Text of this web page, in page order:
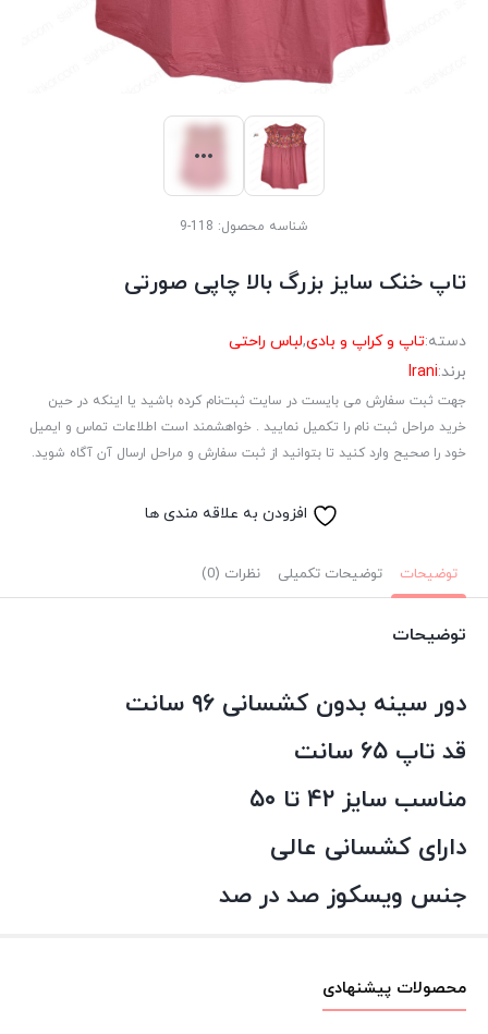
شناسه محصول: 118-9
تاپ خنک سایز بزرگ بالا چاپی صورتی
دسته:تاپ و کراپ و بادی,لباس راحتی
برند:Irani
جهت ثبت سفارش می بایست در سایت ثبت‌نام کرده باشید یا اینکه در حین
خرید مراحل ثبت نام را تکمیل نمایید . خواهشمند است اطلاعات تماس و ایمیل
خود را صحیح وارد کنید تا بتوانید از ثبت سفارش و مراحل ارسال آن آگاه شوید.
افزودن به علاقه مندی ها
توضیحات توضیحات تکمیلی نظرات (0)
توضیحات
دور سینه بدون کشسانی ۹۶ سانت
قد تاپ ۶۵ سانت
مناسب سایز ۴۲ تا ۵۰
دارای کشسانی عالی
جنس ویسکوز صد در صد
محصولات پیشنهادی